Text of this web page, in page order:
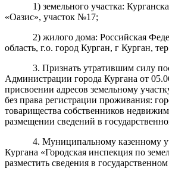
1) земельного участка:
«Оазис», участок №17;
2) жилого дома: Российская
область, г.о. город Курган, г Курган,
3. Признать утратившим силу
Администрации города Кургана от
присвоении адресов земельному
без права регистрации проживания:
товарищества собственников
размещении сведений в
4. Муниципальному казенному
Кургана «Городская инспекция по
разместить сведения в